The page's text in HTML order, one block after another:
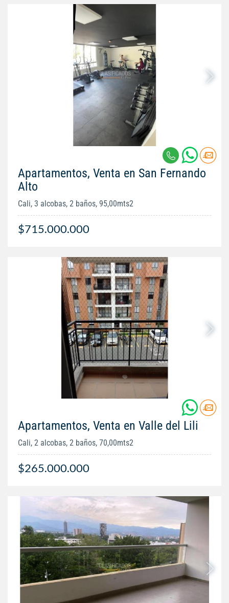
Apartamentos, Venta en San Fernando
Alto
Cali, 3 alcobas, 2 baños, 95,00mts2
$715.000.000
Apartamentos, Venta en Valle del Lili
Cali, 2 alcobas, 2 baños, 70,00mts2
$265.000.000